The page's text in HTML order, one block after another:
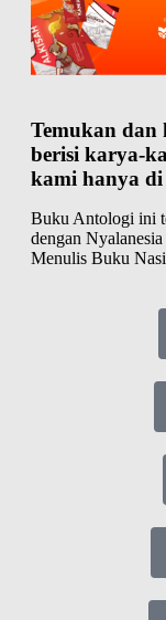
Temukan dan
berisi karya-
kami hanya di
Buku Antologi ini
dengan
Menulis Buku